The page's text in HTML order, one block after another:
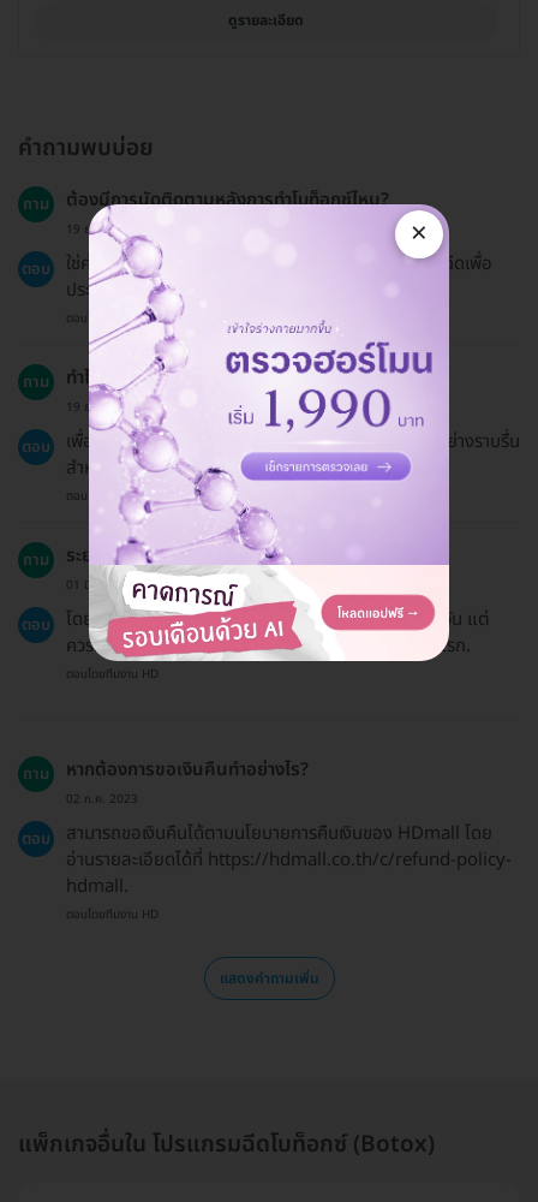
ดูรายละเอียด
คำถามพบบ่อย
ถาม ต้องมีการนัดติดตามหลังการทำโบท็อกซ์ไหม?
19 ธ.ค. 2024
ตอบ
ใช่ค่ะ ควรนัดติดตามผลประมาณ 2 สัปดาห์หลังจากการฉีดเพื่อ
ประเมินผลลัพธ์.
ตอบโดยทีมงาน HD
ถาม ทำไมจึงต้องเลื่อนนัดอย่างน้อย 24 ชั่วโมง?
19 ธ.ค. 2024
ตอบ
เพื่อให้คลินิกสามารถจัดการตารางเวลาและให้บริการได้อย่างราบรื่น
สำหรับลูกค้าท่านอื่น.
ตอบโดยทีมงาน HD
ถาม ระยะเวลาฟื้นตัวหลังการทำโบท็อกซ์นานแค่ไหน?
01 มิ.ย. 2023
ตอบ
โดยทั่วไปสามารถกลับไปทำกิจกรรมปกติได้ภายใน 1-2 วัน แต่
ควรหลีกเลี่ยงการสัมผัสกับความร้อนในช่วง 2 สัปดาห์แรก.
ตอบโดยทีมงาน HD
ถาม หากต้องการขอเงินคืนทำอย่างไร?
02 ก.ค. 2023
ตอบ
สามารถขอเงินคืนได้ตามนโยบายการคืนเงินของ HDmall โดย
อ่านรายละเอียดได้ที่ https://hdmall.co.th/c/refund-policy-
hdmall.
ตอบโดยทีมงาน HD
แสดงคำถามเพิ่ม
แพ็กเกจอื่นใน โปรแกรมฉีดโบท็อกซ์ (Botox)
×